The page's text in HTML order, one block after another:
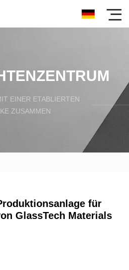
EINER ETABLIERTEN
ZUSAMMEN
für
GlassTech Materials